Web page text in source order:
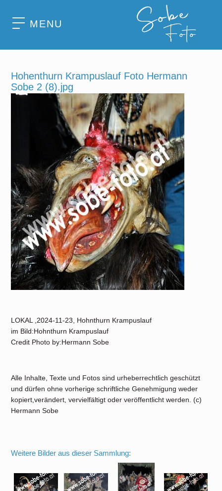
MENU
Hohenthurn Krampuslauf Foto Hermann
Sobe 2 (8).jpg
LOKAL ,2024-11-23, Hohnthurn Krampuslauf
im Bild:Hohnthurn Krampuslauf
Credit Photo by:Hermann Sobe
Alle Inhalte, Texte und Fotos sind urheberrechtlich geschützt
und dürfen ohne vorherige schriftliche Genehmigung weder
kopiert,verändert, vervielfältigt oder veröffentlicht werden. (c)
Hermann Sobe
Weitere Bilder aus dieser Sammlung: